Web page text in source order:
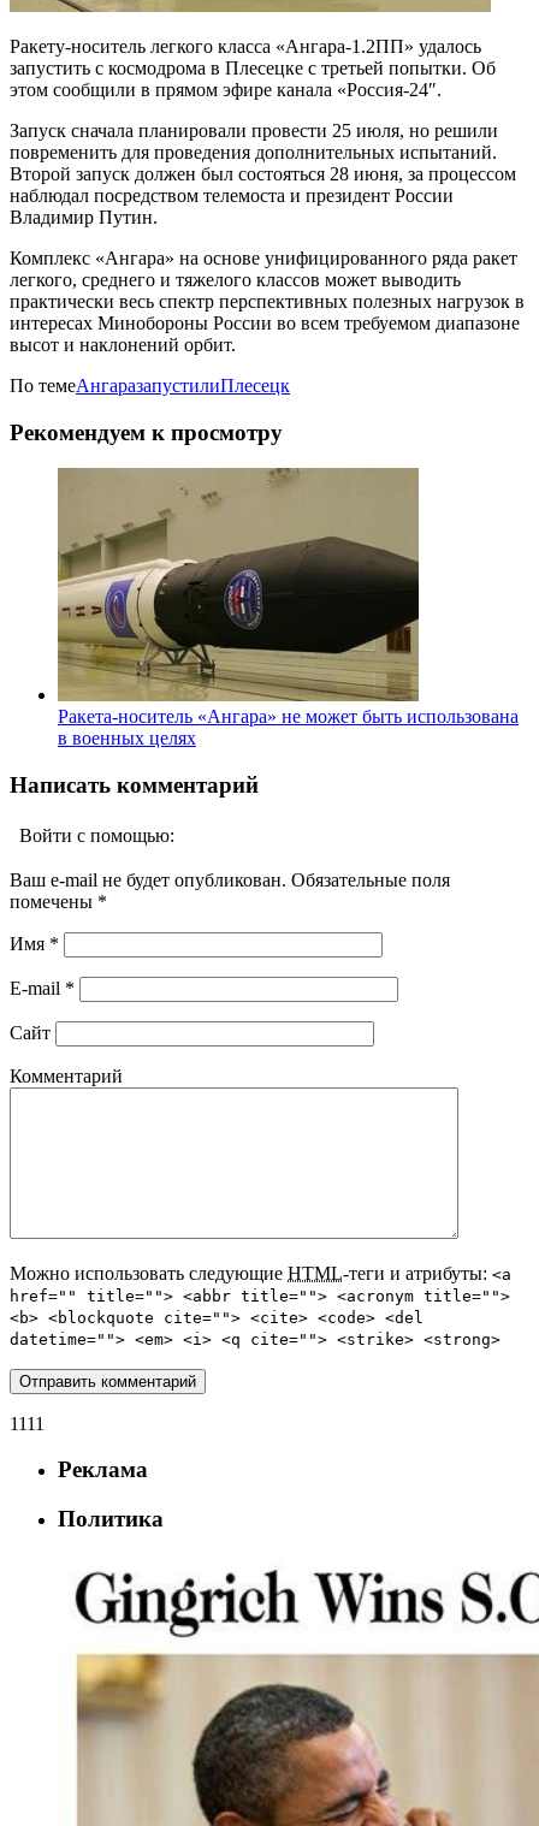
Ракету-носитель легкого класса «Ангара-1.2ПП» удалось
запустить с космодрома в Плесецке с третьей попытки. Об
этом сообщили в прямом эфире канала «Россия-24″.
Запуск сначала планировали провести 25 июля, но решили
повременить для проведения дополнительных испытаний.
Второй запуск должен был состояться 28 июня, за процессом
наблюдал посредством телемоста и президент России
Владимир Путин.
Комплекс «Ангара» на основе унифицированного ряда ракет
легкого, среднего и тяжелого классов может выводить
практически весь спектр перспективных полезных нагрузок в
интересах Минобороны России во всем требуемом диапазоне
высот и наклонений орбит.
По темеАнгаразапустилиПлесецк
Рекомендуем к просмотру
Ракета-носитель «Ангара» не может быть использована
в военных целях
Написать комментарий
Войти с помощью:
Ваш e-mail не будет опубликован. Обязательные поля
помечены *
Имя *
E-mail *
Сайт
Комментарий
Можно использовать следующие HTML-теги и атрибуты: <a
href="" title=""> <abbr title=""> <acronym title="">
<b> <blockquote cite=""> <cite> <code> <del
datetime=""> <em> <i> <q cite=""> <strike> <strong>
1111
Реклама
Политика